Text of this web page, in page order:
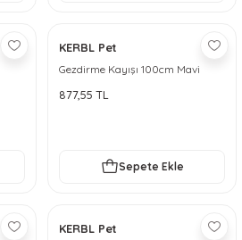
KERBL Pet
Gezdirme Kayışı 100cm Mavi
877,55 TL
Sepete Ekle
KERBL Pet